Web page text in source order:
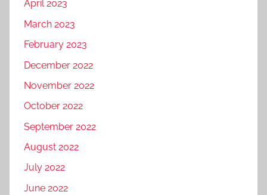
April 2023
March 2023
February 2023
December 2022
November 2022
October 2022
September 2022
August 2022
July 2022
June 2022